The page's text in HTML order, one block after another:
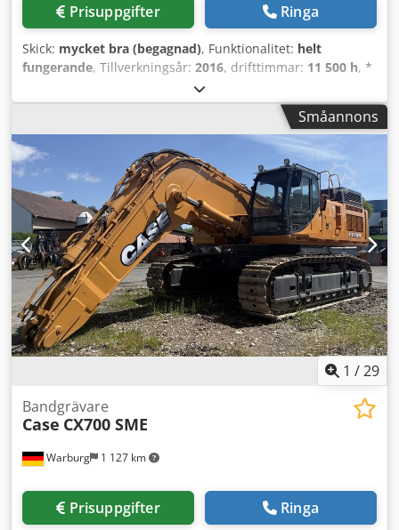
Prisuppgifter Ringa
Skick: mycket bra (begagnad), Funktionalitet: helt
fungerande, Tillverkningsår: 2016, drifttimmar: 11 500 h, *
11 500 timmar * Driftsvikt 15 700 kg * Motoreffekt 77 kW *
Roadliner * Hydrauliskt snabbfäste Cedpfsy Rm H Eox
Småannons
1 /29
Warburg 1 127 km
Bandgrävare
Case CX700 SME
Prisuppgifter Ringa